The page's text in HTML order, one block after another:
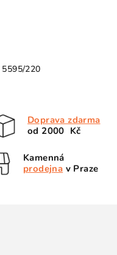
5595/220
Doprava zdarma
od 2000 Kč
Kamenná
prodejna v Praze